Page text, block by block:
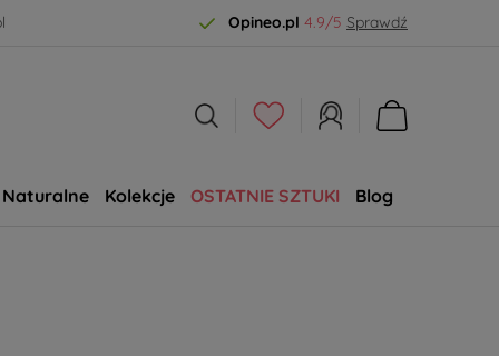
Opineo.pl 4.9/5 Sprawdź
Naturalne Kolekcje OSTATNIE SZTUKI
Blog